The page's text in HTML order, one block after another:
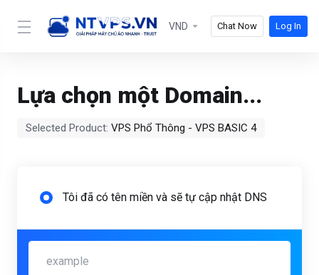
VND Chat Now Log In
Lựa chọn một Domain...
Selected Product: VPS Phổ Thông - VPS BASIC 4
Tôi đã có tên miền và sẽ tự cập nhật DNS